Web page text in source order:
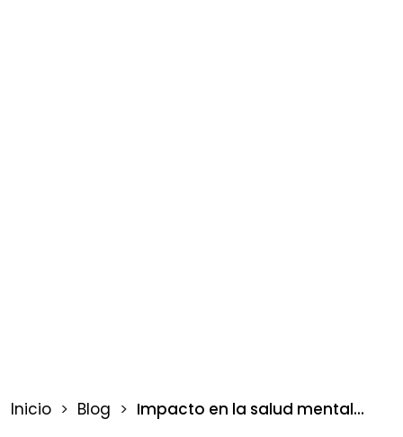
Inicio > Blog > Impacto en la salud mental...